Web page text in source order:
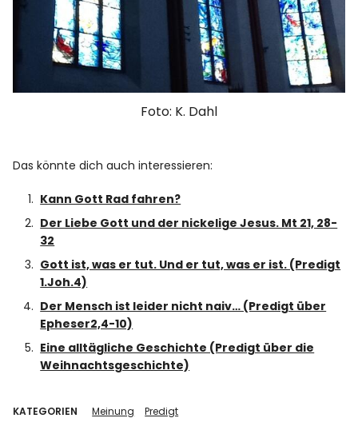
Foto: K. Dahl
Das könnte dich auch interessieren:
Kann Gott Rad fahren?
Der Liebe Gott und der nickelige Jesus. Mt 21, 28-
32
Gott ist, was er tut. Und er tut, was er ist. (Predigt
1.Joh.4)
Der Mensch ist leider nicht naiv… (Predigt über
Epheser2,4-10)
Eine alltägliche Geschichte (Predigt über die
Weihnachtsgeschichte)
KATEGORIEN Meinung Predigt